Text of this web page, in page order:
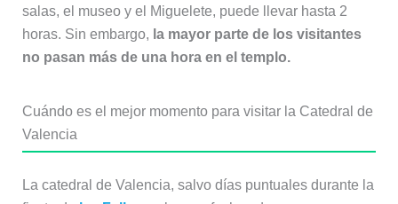
salas, el museo y el Miguelete, puede llevar hasta 2
horas. Sin embargo, la mayor parte de los visitantes
no pasan más de una hora en el templo.
Cuándo es el mejor momento para visitar la Catedral de
Valencia
La catedral de Valencia, salvo días puntuales durante la